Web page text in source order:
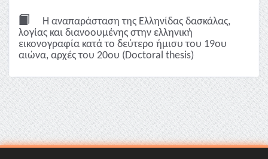
Η αναπαράσταση της Ελληνίδας δασκάλας,
λoγίας και διανοουμένης στην ελληνική
εικονογραφία κατά το δεύτερο ήμισυ του 19ου
αιώνα, αρχές του 20ου (Doctoral thesis)